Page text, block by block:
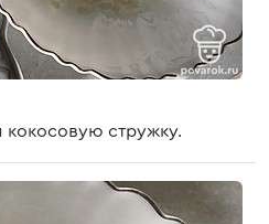
кокосовую стружку.